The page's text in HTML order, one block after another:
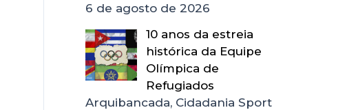
6 de agosto de 2026
10 anos da estreia
histórica da Equipe
Olímpica de
Refugiados
Arquibancada, Cidadania Sport